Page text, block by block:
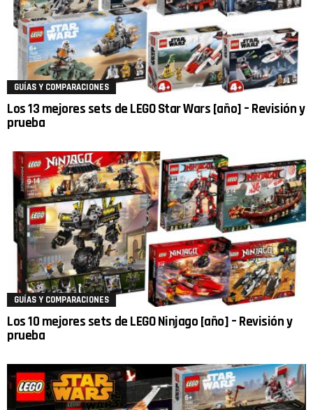
GUÍAS Y COMPARACIONES
Los 13 mejores sets de LEGO Star Wars [año] – Revisión y
prueba
GUÍAS Y COMPARACIONES
Los 10 mejores sets de LEGO Ninjago [año] – Revisión y
prueba